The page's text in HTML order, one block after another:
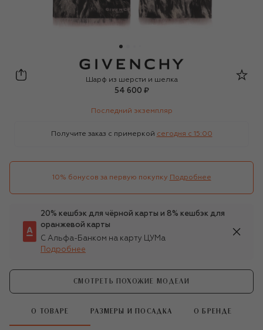
Givenchy
Шарф из шерсти и шелка
54 600 ₽
Последний экземпляр
Получите заказ с примеркой сегодня c 15:00
10% бонусов за первую покупку Подробнее
20% кешбэк для чёрной карты и 8% кешбэк для
оранжевой карты
С Альфа-Банком на карту ЦУМа
Подробнее
СМОТРЕТЬ ПОХОЖИЕ МОДЕЛИ
О ТОВАРЕ РАЗМЕРЫ И ПОСАДКА О БРЕНДЕ